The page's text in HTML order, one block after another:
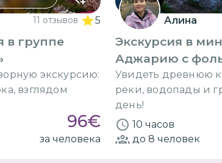
11 отзывов 5
в группе
экскурсию:
взглядом
96€
за человека
Алина
Экскурсия в
Аджарию с
Увидеть древнюю
реки, водопады и
день!
10 часов
до 8 человек